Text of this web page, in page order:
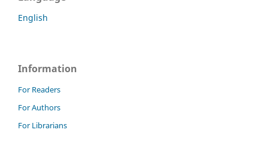
English
Information
For Readers
For Authors
For Librarians